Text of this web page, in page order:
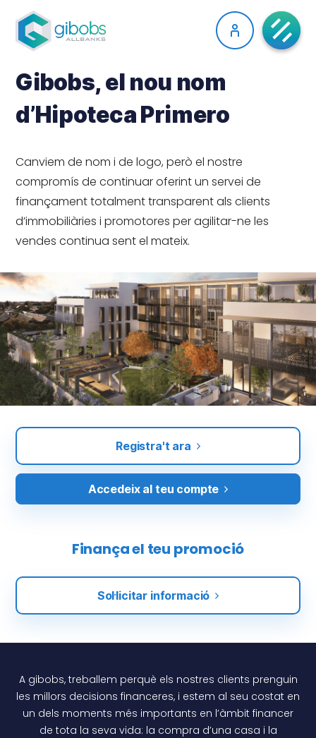
Gibobs, el nou nom
d’Hipoteca Primero
Canviem de nom i de logo, però el nostre
compromís de continuar oferint un servei de
finançament totalment transparent als clients
d’immobiliàries i promotores per agilitar-ne les
vendes continua sent el mateix.
Registra't ara
Accedeix al teu compte
Finança el teu promoció
Sol·licitar informació
A gibobs, treballem perquè els nostres clients prenguin
les millors decisions financeres, i estem al seu costat en
un dels moments més importants en l’àmbit financer
de tota la seva vida: la compra d’una casa i la